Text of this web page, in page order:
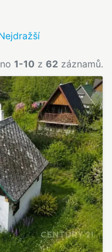
1-10 z 62 záznamů.